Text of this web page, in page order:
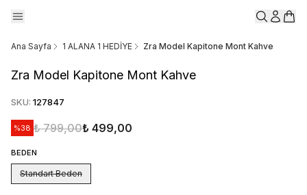
Ana Sayfa 1 ALANA 1 HEDİYE Zra Model Kapitone Mont Kahve
Zra Model Kapitone Mont Kahve
SKU: 127847
%38 ₺ 799,00₺ 499,00
BEDEN
Standart Beden